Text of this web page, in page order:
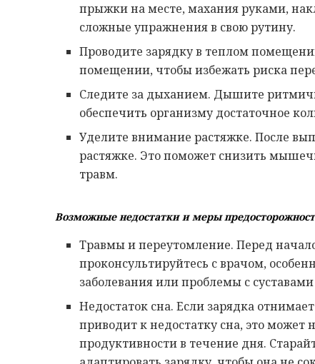
прыжки на месте, махания руками,
сложные упражнения в свою рутину.
Проводите зарядку в теплом
помещении, чтобы избежать риска
Следите за дыханием. Дышите
обеспечить организму достаточное
Уделите внимание растяжке. После
растяжке. Это поможет снизить
травм.
Возможные недостатки и меры
Травмы и переутомление. Перед
проконсультируйтесь с врачом,
заболевания или проблемы с
Недостаток сна. Если зарядка
приводит к недостатку сна, это может
продуктивности в течение дня.